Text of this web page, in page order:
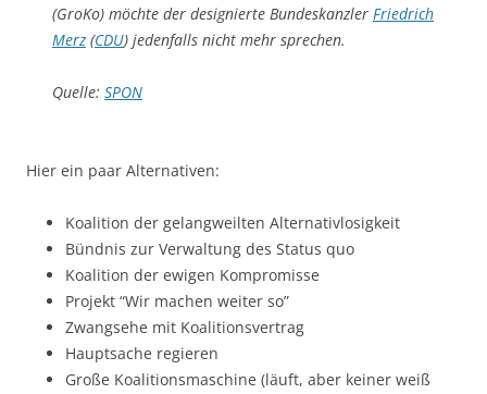
(GroKo) möchte der designierte Bundeskanzler Friedrich
Merz (CDU) jedenfalls nicht mehr sprechen.
Quelle: SPON
Hier ein paar Alternativen:
Koalition der gelangweilten Alternativlosigkeit
Bündnis zur Verwaltung des Status quo
Koalition der ewigen Kompromisse
Projekt “Wir machen weiter so”
Zwangsehe mit Koalitionsvertrag
Hauptsache regieren
Große Koalitionsmaschine (läuft, aber keiner weiß